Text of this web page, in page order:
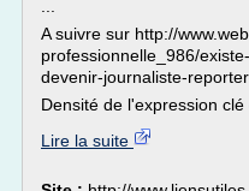
A suivre sur http://
professionnelle_986/
devenir-journaliste-
Densité de l'expression clé
Lire la suite